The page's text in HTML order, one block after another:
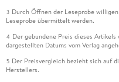
3 Durch Öffnen der Leseprobe
Leseprobe übermittelt werden.
4 Der gebundene Preis dieses
dargestellten Datums vom Verlag
5 Der Preisvergleich bezieht sich auf
Herstellers.